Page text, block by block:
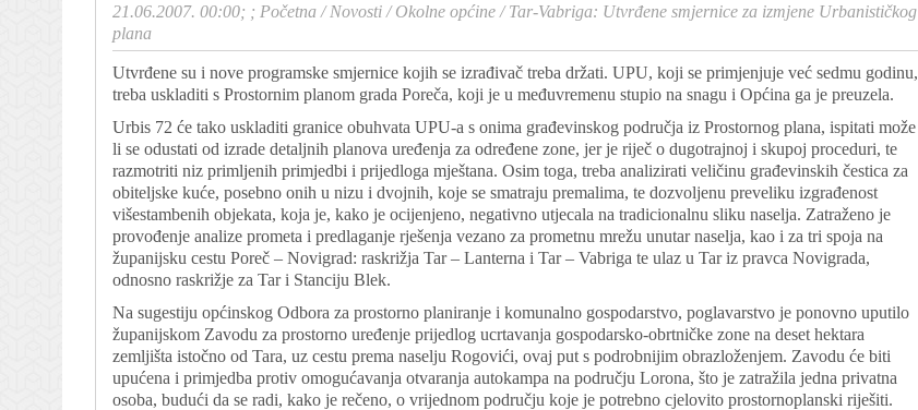
21.06.2007. 00:00; ; Početna /Novosti /Okolne općine /Tar-Vabriga: Utvrđene smjernice za izmjene Urbanističkog
plana
Utvrđene su i nove programske smjernice kojih se izrađivač treba držati. UPU, koji se primjenjuje već sedmu godinu,
treba uskladiti s Prostornim planom grada Poreča, koji je u međuvremenu stupio na snagu i Općina ga je preuzela.
Urbis 72 će tako uskladiti granice obuhvata UPU-a s onima građevinskog područja iz Prostornog plana, ispitati može
li se odustati od izrade detaljnih planova uređenja za određene zone, jer je riječ o dugotrajnoj i skupoj proceduri, te
razmotriti niz primljenih primjedbi i prijedloga mještana. Osim toga, treba analizirati veličinu građevinskih čestica za
obiteljske kuće, posebno onih u nizu i dvojnih, koje se smatraju premalima, te dozvoljenu preveliku izgrađenost
višestambenih objekata, koja je, kako je ocijenjeno, negativno utjecala na tradicionalnu sliku naselja. Zatraženo je
provođenje analize prometa i predlaganje rješenja vezano za prometnu mrežu unutar naselja, kao i za tri spoja na
županijsku cestu Poreč – Novigrad: raskrižja Tar – Lanterna i Tar – Vabriga te ulaz u Tar iz pravca Novigrada,
odnosno raskrižje za Tar i Stanciju Blek.
Na sugestiju općinskog Odbora za prostorno planiranje i komunalno gospodarstvo, poglavarstvo je ponovno uputilo
županijskom Zavodu za prostorno uređenje prijedlog ucrtavanja gospodarsko-obrtničke zone na deset hektara
zemljišta istočno od Tara, uz cestu prema naselju Rogovići, ovaj put s podrobnijim obrazloženjem. Zavodu će biti
upućena i primjedba protiv omogućavanja otvaranja autokampa na području Lorona, što je zatražila jedna privatna
osoba, budući da se radi, kako je rečeno, o vrijednom području koje je potrebno cjelovito prostornoplanski riješiti.